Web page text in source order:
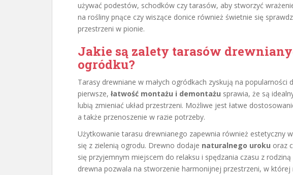
używać podestów, schodków czy tarasów, aby stworzyć
na rośliny pnące czy wiszące donice również świetnie się
przestrzeni w pionie.
Jakie są zalety tarasów
ogródku?
Tarasy drewniane w małych ogródkach zyskują na popularności
pierwsze, łatwość montażu i demontażu sprawia, że są
lubią zmieniać układ przestrzeni. Możliwe jest łatwe
a także przenoszenie w razie potrzeby.
Użytkowanie tarasu drewnianego zapewnia również estetyczny
się z zielenią ogrodu. Drewno dodaje naturalnego uroku oraz
się przyjemnym miejscem do relaksu i spędzania czasu z
drewna pozwala na stworzenie harmonijnej przestrzeni, w